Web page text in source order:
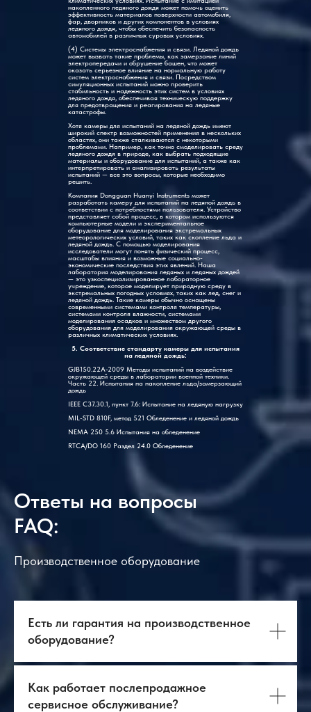
накопленного ледяного дождя может помочь оценить
эффективность материалов поверхности автомобиля,
фар, дворников и других компонентов в условиях
ледяного дождя, чтобы обеспечить безопасность
автомобилей в различных суровых условиях.
(4) Системы электроснабжения и связи. Ледяной дождь
может вызвать такие проблемы, как замерзание линий
электропередачи и обрушение башен, что может
оказать серьезное влияние на нормальную работу
систем электроснабжения и связи. Посредством
симуляционных испытаний можно проверить
стабильность и надежность этих систем в условиях
ледяного дождя, обеспечивая техническую поддержку
для предотвращения и реагирования на ледяные
катастрофы.
Хотя камеры для испытаний на ледяной дождь имеют
широкий спектр возможностей применения в нескольких
областях, они также сталкиваются с некоторыми
проблемами. Например, как точно смоделировать среду
ледяного дождя в природе, как выбрать подходящие
материалы и оборудование для испытаний, а также как
интерпретировать и анализировать результаты
испытаний — все это вопросы, которые необходимо
решить.
Компания Dongguan Huanyi Instruments может
разработать камеру для испытаний на ледяной дождь в
соответствии с потребностями пользователя. Устройство
представляет собой процесс, в котором используются
компьютерные модели и экспериментальное
оборудование для моделирования экстремальных
метеорологических условий, таких как скопление льда и
ледяной дождь. С помощью моделирования
исследователи могут понять физический процесс,
масштабы влияния и возможные социально-
экономические последствия этих явлений. Наша
лаборатория моделирования ледяных и ледяных дождей
— это узкоспециализированное лабораторное
учреждение, которое моделирует природную среду в
экстремальных погодных условиях, таких как лед, снег и
ледяной дождь. Такие камеры обычно оснащены
современными системами контроля температуры,
системами контроля влажности, системами
моделирования осадков и множеством другого
оборудования для моделирования окружающей среды в
различных климатических условиях.
5. Соответствие стандарту камеры для испытания
на ледяной дождь:
GJB150.22A-2009 Методы испытаний на воздействие
окружающей среды в лаборатории военной техники.
Часть 22. Испытания на накопление льда/замерзающий
дождь
IEEE C37.30.1, пункт 7.6: Испытание на ледяную нагрузку
MIL-STD 810F, метод 521 Обледенение и ледяной дождь
NEMA 250 5.6 Испытания на обледенение
RTCA/DO 160 Раздел 24.0 Обледенение
Ответы на вопросы
FAQ:
Производственное оборудование
Есть ли гарантия на производственное
оборудование?
Как работает послепродажное
сервисное обслуживание?
О нас
Логистика
Контакты
База знаний